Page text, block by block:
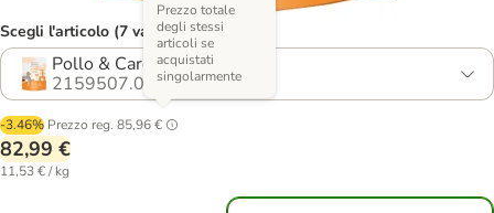
Scegli l'articolo (7 varianti)
Pollo & Carotine
2159507.0
-3.46% Prezzo reg. 85,96 €
Prezzo totale
degli stessi
articoli se
acquistati
singolarmente
82,99 €
11,53 € / kg